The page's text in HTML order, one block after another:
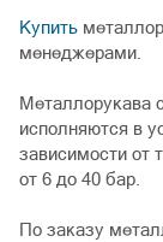
Купить
менеджерами.
Металлорукава
исполняются в
зависимости от
от 6 до 40 бар.
По заказу